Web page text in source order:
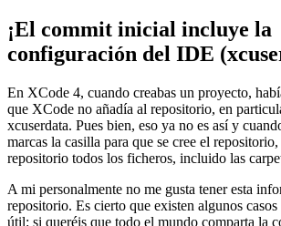
¡El commit inicial incluye la
configuración del IDE
En XCode 4, cuando creabas un proyecto,
que XCode no añadía al repositorio, en
xcuserdata. Pues bien, eso ya no es así y
marcas la casilla para que se cree el
repositorio todos los ficheros, incluido las
A mi personalmente no me gusta tener esta
repositorio. Es cierto que existen algunos
útil: si queréis que todo el mundo comparta la